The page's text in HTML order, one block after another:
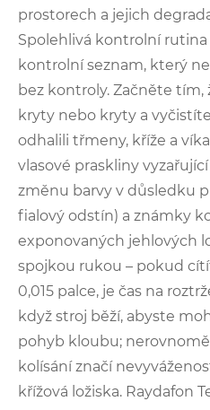
prostorech a jejich
Spolehlivá kontrolní
kontrolní seznam, který
bez kontroly. Začněte
kryty nebo kryty a
odhalili třmeny, kříže a
vlasové praskliny
změnu barvy v důsledku
fialový odstín) a známky
exponovaných jehlových
spojkou rukou – pokud
0,015 palce, je čas na
když stroj běží, abyste
pohyb kloubu;
kolísání značí
křížová ložiska. Raydafon